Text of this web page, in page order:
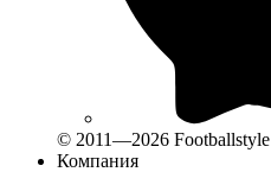
© 2011—2026 Footballstyle
Компания